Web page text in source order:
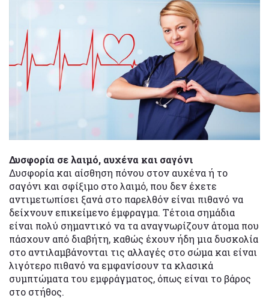
Δυσφορία σε λαιμό, αυχένα και σαγόνι
Δυσφορία και αίσθηση πόνου στον αυχένα ή το
σαγόνι και σφίξιμο στο λαιμό, που δεν έχετε
αντιμετωπίσει ξανά στο παρελθόν είναι πιθανό να
δείχνουν επικείμενο έμφραγμα. Τέτοια σημάδια
είναι πολύ σημαντικό να τα αναγνωρίζουν άτομα που
πάσχουν από διαβήτη, καθώς έχουν ήδη μια δυσκολία
στο αντιλαμβάνονται τις αλλαγές στο σώμα και είναι
λιγότερο πιθανό να εμφανίσουν τα κλασικά
συμπτώματα του εμφράγματος, όπως είναι το βάρος
στο στήθος.